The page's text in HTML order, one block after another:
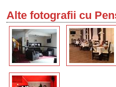
Alte fotografii cu